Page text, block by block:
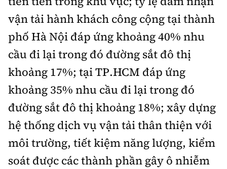
vận tải hành khách công cộng tại thành
phố Hà Nội đáp ứng khoảng 40% nhu
cầu đi lại trong đó đường sắt đô thị
khoảng 17%; tại TP.HCM đáp ứng
khoảng 35% nhu cầu đi lại trong đó
đường sắt đô thị khoảng 18%; xây dựng
hệ thống dịch vụ vận tải thân thiện với
môi trường, tiết kiệm năng lượng, kiểm
soát được các thành phần gây ô nhiễm